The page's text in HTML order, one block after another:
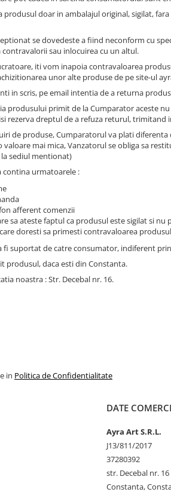
doar in ambalajul original, sigilat,
se dovedeste a fiind neconform cu
sau inlocuirea cu un altul.
iti vom inapoia contravaloarea
unor alte produse de pe site-ul
in scris, pe email intentia de a returna
produsului primit de la Cumparator aceste
rezerva dreptul de a refuza returul,
de produse, Cumparatorul va plati
valoare mai mica, Vanzatorul se obliga sa
sediul mentionat)
contina urmatoarele :
afferent comenzii
sa ateste faptul ca produsul este sigilat si
doresti sa primesti contravaloarea
fi suportat de catre consumator, indiferent
produsul, daca esti din Constanta.
noastra : Str. Decebal nr. 16.
in Politica de Confidentialitate
DATE
Ayra Art S.R.L.
J13/811/2017
37280392
str. Decebal nr. 16
Constanta,